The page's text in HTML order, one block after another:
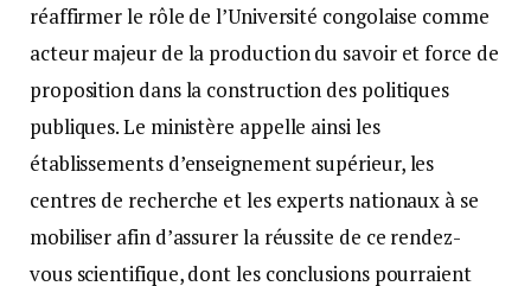
réaffirmer le rôle de l’Université congolaise comme
acteur majeur de la production du savoir et force de
proposition dans la construction des politiques
publiques. Le ministère appelle ainsi les
établissements d’enseignement supérieur, les
centres de recherche et les experts nationaux à se
mobiliser afin d’assurer la réussite de ce rendez-
vous scientifique, dont les conclusions pourraient